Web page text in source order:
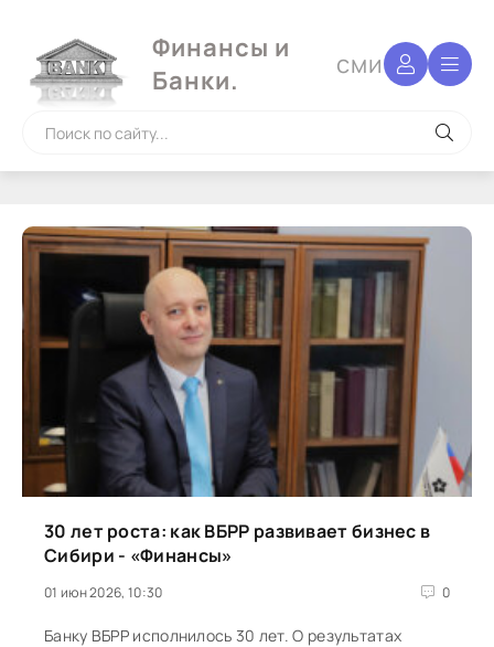
Финансы и
Банки.
сми
30 лет роста: как ВБРР развивает бизнес в
Сибири - «Финансы»
01 июн 2026, 10:30 0
Банку ВБРР исполнилось 30 лет. О результатах